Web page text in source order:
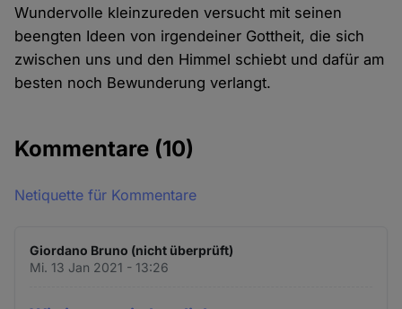
Wundervolle kleinzureden versucht mit seinen
beengten Ideen von irgendeiner Gottheit, die sich
zwischen uns und den Himmel schiebt und dafür am
besten noch Bewunderung verlangt.
Kommentare (10)
Netiquette für Kommentare
Giordano Bruno (nicht überprüft)
Mi. 13 Jan 2021 - 13:26